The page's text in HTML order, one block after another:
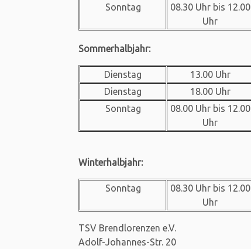
Sonntag
08.30 Uhr bis 12.00
Uhr
Sommerhalbjahr:
Dienstag 13.00 Uhr
Dienstag
18.00 Uhr
Sonntag
08.00 Uhr bis 12.00
Uhr
Winterhalbjahr:
Sonntag
08.30 Uhr bis 12.00
Uhr
TSV Brendlorenzen e.V.
Adolf-Johannes-Str. 20